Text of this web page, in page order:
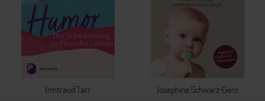
Irmtraud Tarr Josephine Schwarz-Gerö